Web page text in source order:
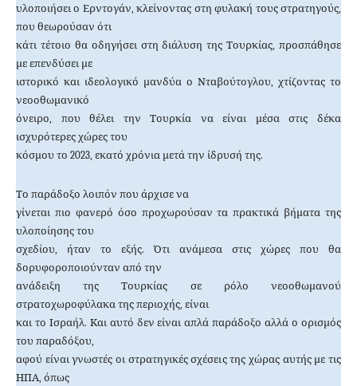
υλοποιήσει ο Ερντογάν, κλείνοντας στη φυλακή τους στρατηγούς,
που θεωρούσαν ότι
κάτι τέτοιο θα οδηγήσει στη διάλυση της Τουρκίας, προσπάθησε
με επενδύσει με
ιστορικό και ιδεολογικό μανδύα ο Νταβούτογλου, χτίζοντας το
νεοοθωμανικό
όνειρο, που θέλει την Τουρκία να είναι μέσα στις δέκα
ισχυρότερες χώρες του
κόσμου το 2023, εκατό χρόνια μετά την ίδρυσή της.
Το παράδοξο λοιπόν που άρχισε να
γίνεται πιο φανερό όσο προχωρούσαν τα πρακτικά βήματα της
υλοποίησης του
σχεδίου, ήταν το εξής. Ότι ανάμεσα στις χώρες που θα
δορυφοροποιούνταν από την
ανάδειξη της Τουρκίας σε ρόλο νεοοθωμανού
στρατοχωροφύλακα της περιοχής, είναι
και το Ισραήλ. Και αυτό δεν είναι απλά παράδοξο αλλά ο ορισμός
του παραδόξου,
αφού είναι γνωστές οι στρατηγικές σχέσεις της χώρας αυτής με τις
ΗΠΑ, όπως